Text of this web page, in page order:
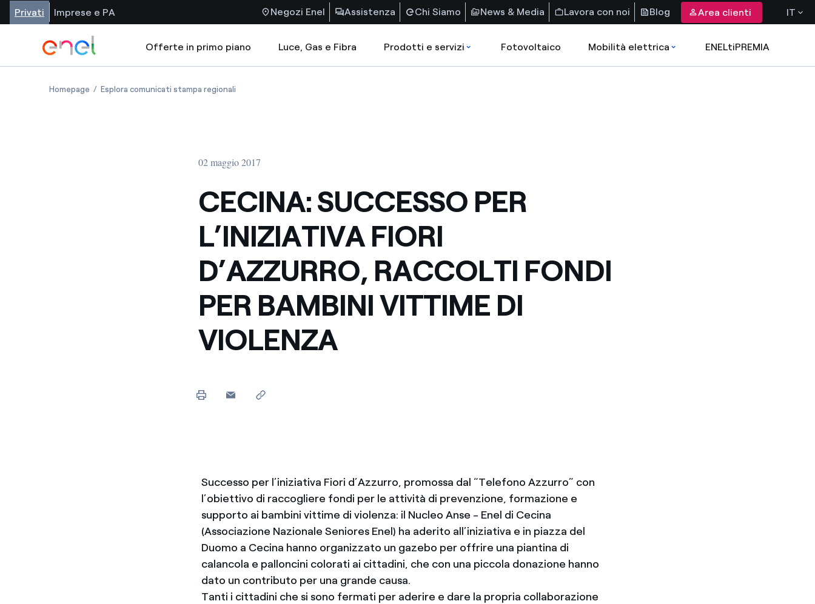
Privati Imprese e PA Negozi Enel Assistenza Chi Siamo News & Media Lavora con noi Blog Area clienti IT
Offerte in primo piano Luce, Gas e Fibra Prodotti e servizi Fotovoltaico Mobilità elettrica ENELtiPREMIA
Homepage Esplora comunicati stampa regionali
02 maggio 2017
CECINA: SUCCESSO PER
L’INIZIATIVA FIORI
D’AZZURRO, RACCOLTI FONDI
PER BAMBINI VITTIME DI
VIOLENZA
Successo per l’iniziativa Fiori d’Azzurro, promossa dal “Telefono Azzurro” con
l’obiettivo di raccogliere fondi per le attività di prevenzione, formazione e
supporto ai bambini vittime di violenza: il Nucleo Anse - Enel di Cecina
(Associazione Nazionale Seniores Enel) ha aderito all’iniziativa e in piazza del
Duomo a Cecina hanno organizzato un gazebo per offrire una piantina di
calancola e palloncini colorati ai cittadini, che con una piccola donazione hanno
dato un contributo per una grande causa.
Tanti i cittadini che si sono fermati per aderire e dare la propria collaborazione